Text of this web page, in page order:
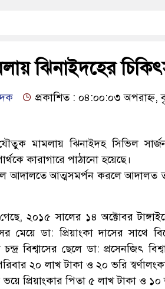
ঝিনাইদহের
প্রকাশিত : ০৪:০০:০৩ অপরাহ্ন,
যৌতুক মামলায় ঝিনাইদহ সিভিল
কারাগারে পাঠানো হয়েছে।
আদালতে আত্মসমর্পন করলে আদালত
গেছে, ২০১৫ সালের ১৪ অক্টোবর
মেয়ে ডা: প্রিয়াংকা দাসের সাথে
বিশ্বাসের ছেলে ডা: প্রসেনজিৎ
২০ লাখ টাকা ও ২০ ভরি
ভয়ে প্রিয়াংকার পিতা ৫ লাখ টাকা ও